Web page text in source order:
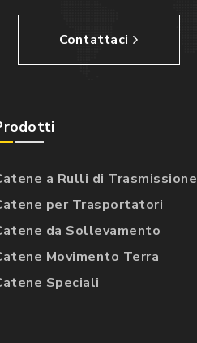
Contattaci
a Rulli di Trasmissione
per Trasportatori
da Sollevamento
Movimento Terra
Speciali